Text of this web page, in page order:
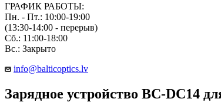
ГРАФИК РАБОТЫ:
Пн. - Пт.: 10:00-19:00
(13:30-14:00 - перерыв)
Сб.: 11:00-18:00
Вс.: Закрыто
info@balticoptics.lv
Зарядное устройство BC-DC14